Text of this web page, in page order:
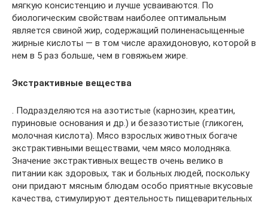
мягкую консистенцию и лучше усваиваются. По
биологическим свойствам наиболее оптимальным
является свиной жир, содержащий полиненасыщенные
жирные кислоты — в том числе арахидоновую, которой в
нем в 5 раз больше, чем в говяжьем жире.
Экстрактивные вещества
. Подразделяются на азотистые (карнозин, креатин,
пуриновые основания и др.) и безазотистые (гликоген,
молочная кислота). Мясо взрослых животных богаче
экстрактивными веществами, чем мясо молодняка.
Значение экстрактивных веществ очень велико в
питании как здоровых, так и больных людей, поскольку
они придают мясным блюдам особо приятные вкусовые
качества, стимулируют деятельность пищеварительных